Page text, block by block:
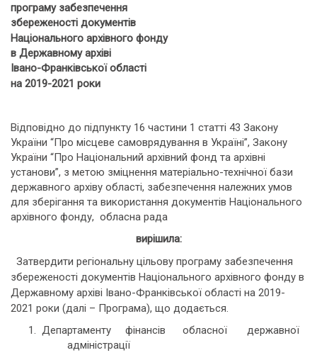
програму забезпечення
збереженості документів
Національного архівного фонду
в Державному архіві
Івано-Франківської області
на 2019-2021 роки
Відповідно до підпункту 16 частини 1 статті 43 Закону
України “Про місцеве самоврядування в Україні”, Закону
України “Про Національний архівний фонд та архівні
установи”, з метою зміцнення матеріально-технічної бази
державного архіву області, забезпечення належних умов
для зберігання та використання документів Національного
архівного фонду, обласна рада
вирішила:
Затвердити регіональну цільову програму забезпечення
збереженості документів Національного архівного фонду в
Державному архіві Івано-Франківської області на 2019-
2021 роки (далі – Програма), що додається.
Департаменту фінансів обласної державної
адміністрації